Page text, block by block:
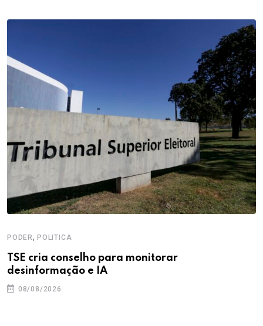
PODER, POLITICA
TSE cria conselho para monitorar
desinformação e IA
08/08/2026